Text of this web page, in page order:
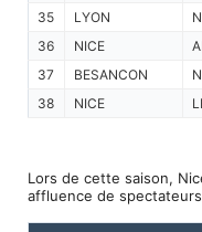
35
LYON
36
NICE
37
BESANCON
38
NICE
Lors de cette saison,
affluence de